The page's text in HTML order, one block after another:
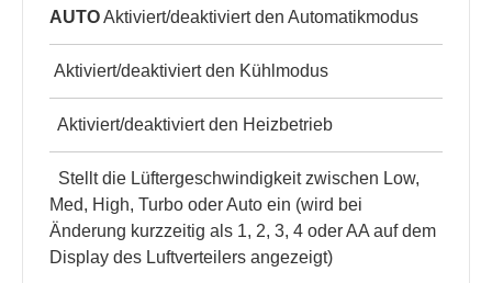
AUTOAktiviert/deaktiviert den Automatikmodus
Aktiviert/deaktiviert den Kühlmodus
Aktiviert/deaktiviert den Heizbetrieb
Stellt die Lüftergeschwindigkeit zwischen Low,
Med, High, Turbo oder Auto ein (wird bei
Änderung kurzzeitig als 1, 2, 3, 4 oder AA auf dem
Display des Luftverteilers angezeigt)